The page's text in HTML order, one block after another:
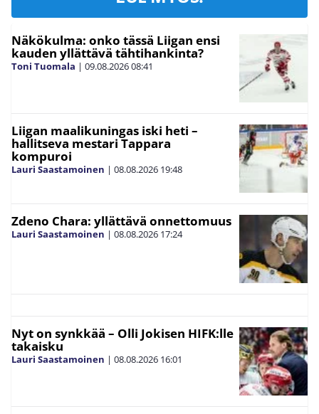
Näkökulma: onko tässä Liigan ensi
kauden yllättävä tähtihankinta?
Toni Tuomala | 09.08.202608:41
Liigan maalikuningas iski heti –
hallitseva mestari Tappara
kompuroi
Lauri Saastamoinen | 08.08.2026 19:48
Zdeno Chara: yllättävä onnettomuus
Lauri Saastamoinen | 08.08.2026 17:24
Nyt on synkkää – Olli Jokisen HIFK:lle
takaisku
Lauri Saastamoinen | 08.08.2026 16:01